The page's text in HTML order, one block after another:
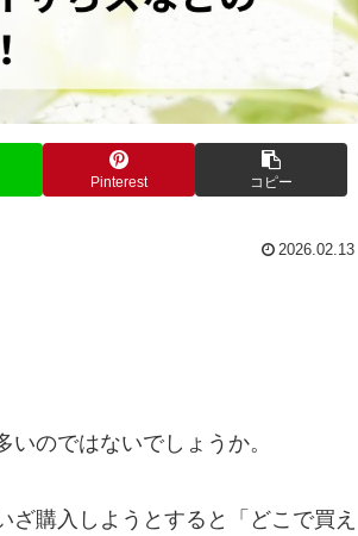
Pinterest コピー
2026.02.13
のではないでしょうか。
購入しようとすると「どこで買え